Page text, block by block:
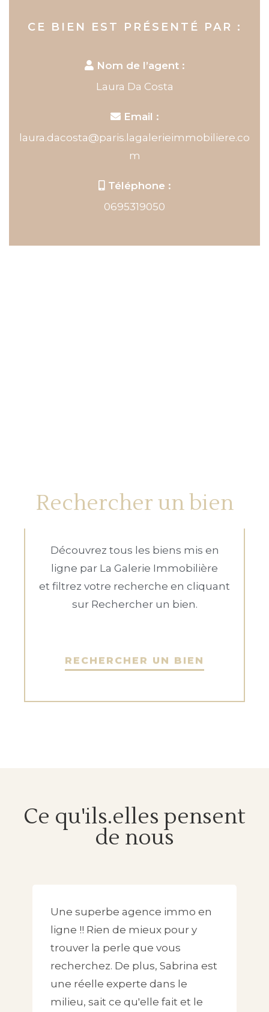
CE BIEN EST PRÉSENTÉ PAR :
Nom de l’agent :
Laura Da Costa
Email :
laura.dacosta@paris.lagalerieimmobiliere.co
m
Téléphone :
0695319050
Rechercher un bien
Découvrez tous les biens mis en
ligne par La Galerie Immobilière
et filtrez votre recherche en cliquant
sur Rechercher un bien.
RECHERCHER UN BIEN
Ce qu'ils.elles pensent
de nous
Une superbe agence immo en
ligne !! Rien de mieux pour y
trouver la perle que vous
recherchez. De plus, Sabrina est
une réelle experte dans le
milieu, sait ce qu'elle fait et le